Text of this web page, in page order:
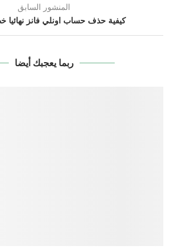
المنشور السابق
كيفية حذف حساب اونلي فانز نهائيا
ربما يعجبك أيضا